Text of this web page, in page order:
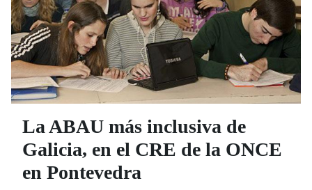
La ABAU más inclusiva de
Galicia, en el CRE de la ONCE
en Pontevedra